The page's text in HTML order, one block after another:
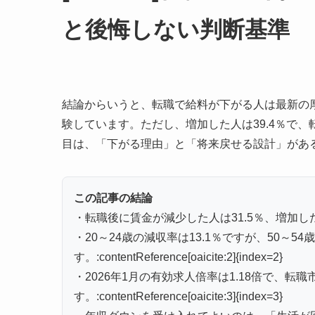
と後悔しない判断基準
結論からいうと、転職で給料が下がる人は最新
験しています。ただし、増加した人は39.4％で
目は、「下がる理由」と「将来戻せる設計」が
この記事の結論
・転職後に賃金が減少した人は31.5％、増加
・20～24歳の減収率は13.1％ですが、50～54
す。:contentReference[oaicite:2]{index=2}
・2026年1月の有効求人倍率は1.18倍で、転
す。:contentReference[oaicite:3]{index=3}